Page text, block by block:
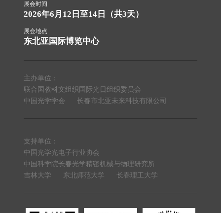
展会时间
2026年6月12日至14日（共3天）
展会地点
东北亚国际博览中心
主办单位：
联合国教科文组织国际光日组织委员会
中国光学学会
长春市北亚未来科技有限公司
支持单位：
中国光学光电子行业协会
中国科学院长春光学精密机械与物理研究所
吉林大学
东北师范大学 长春理工大学